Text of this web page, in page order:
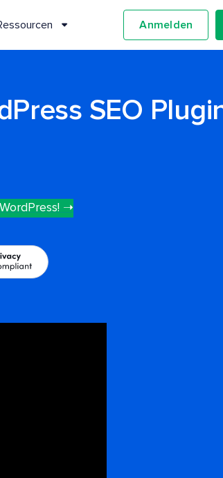
Anmelden
SEO
➝